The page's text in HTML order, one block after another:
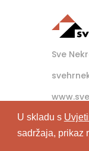
U skladu s
sadržaja, prikaz
Sve